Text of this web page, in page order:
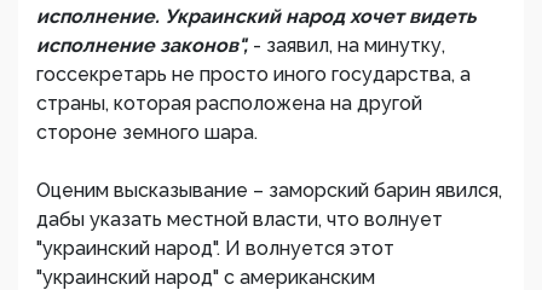
исполнение. Украинский народ хочет видеть
исполнение законов", - заявил, на минутку,
госсекретарь не просто иного государства, а
страны, которая расположена на другой
стороне земного шара.
Оценим высказывание – заморский барин явился,
дабы указать местной власти, что волнует
"украинский народ". И волнуется этот
"украинский народ" с американским